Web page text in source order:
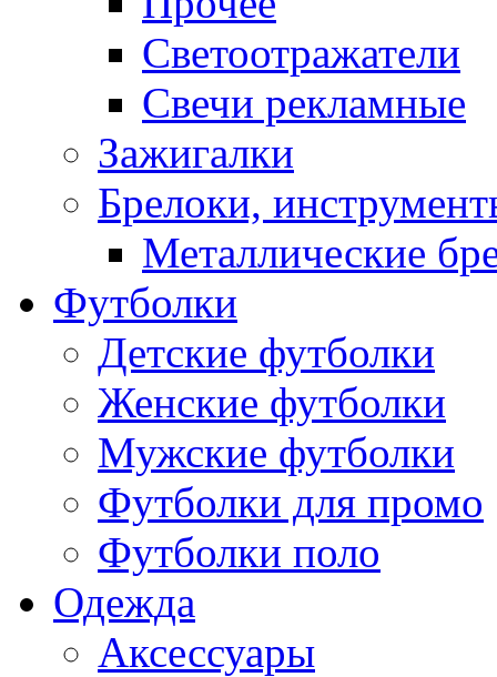
Светоотражатели
Свечи рекламные
Зажигалки
Брелоки,
Металлические
Футболки
Детские футболки
Женские футболки
Мужские футболки
Футболки для промо
Футболки поло
Одежда
Аксессуары